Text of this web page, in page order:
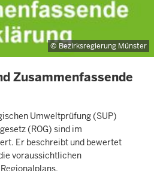
Bezirksregierung Münster
Zusammenfassende
Umweltprüfung (SUP)
(ROG) sind im
Er beschreibt und bewertet
voraussichtlichen